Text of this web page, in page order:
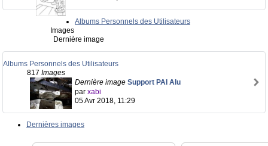
Albums Personnels des Utilisateurs
Images
Dernière image
Albums Personnels des Utilisateurs
817 Images
Dernière image Support PAI Alu
par xabi
05 Avr 2018, 11:29
Dernières images